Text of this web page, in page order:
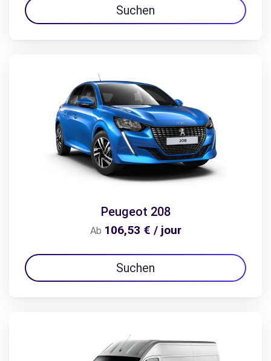
Suchen
Peugeot 208
Ab 106,53 € / jour
Suchen